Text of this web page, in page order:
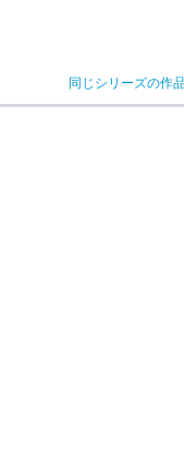
同じシリーズの作